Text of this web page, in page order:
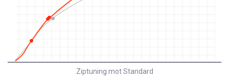
Ziptuning mot Standard